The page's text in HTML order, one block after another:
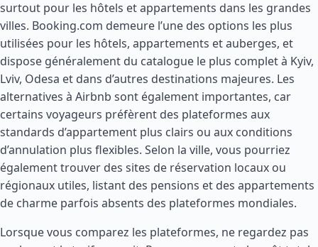
surtout pour les hôtels et appartements dans les grandes
villes. Booking.com demeure l’une des options les plus
utilisées pour les hôtels, appartements et auberges, et
dispose généralement du catalogue le plus complet à Kyiv,
Lviv, Odesa et dans d’autres destinations majeures. Les
alternatives à Airbnb sont également importantes, car
certains voyageurs préfèrent des plateformes aux
standards d’appartement plus clairs ou aux conditions
d’annulation plus flexibles. Selon la ville, vous pourriez
également trouver des sites de réservation locaux ou
régionaux utiles, listant des pensions et des appartements
de charme parfois absents des plateformes mondiales.
Lorsque vous comparez les plateformes, ne regardez pas